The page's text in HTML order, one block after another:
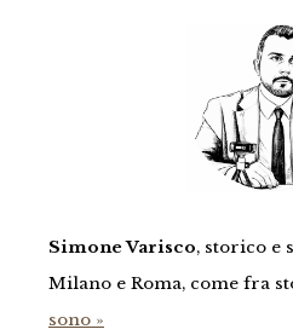
Simone Varisco, storico e
Milano e Roma, come fra
sono »